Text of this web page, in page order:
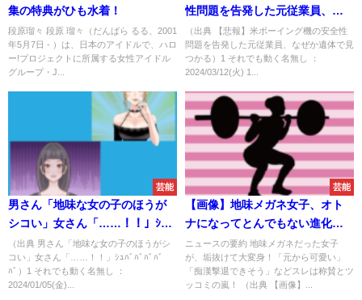
集の特典がひも水着！
段原瑠々 段原 瑠々（だんばら るる、2001
年5月7日 - ）は、日本のアイドルで、ハロ
ー!プロジェクトに所属する女性アイドル
グループ・J...
性問題を告発した元従業員、な
ぜか遺体で見つかる
（出典 【悲報】米ボーイング機の安全性
問題を告発した元従業員、なぜか遺体で見
つかる）1 それでも動く名無し ：
2024/03/12(火) 1...
芸能
男さん「地味な女の子のほうが
シコい」女さん「……！！」ｼｭ
ﾊﾞﾊﾞﾊﾞﾊﾞﾊﾞ
（出典 男さん「地味な女の子のほうがシ
コい」女さん「……！！」ｼｭﾊﾞﾊﾞﾊﾞﾊﾞ
ﾊﾞ）1 それでも動く名無し ：
2024/01/05(金)...
芸能
【画像】地味メガネ女子、オト
ナになってとんでもない進化を
遂げるｗｗｗ
ニュースの要約 地味メガネだった女子
が、垢抜けて大変身！「元から可愛い」
「痴漢撃退できそう」などスレは称賛とツ
ッコミの嵐！ （出典 【画像】...